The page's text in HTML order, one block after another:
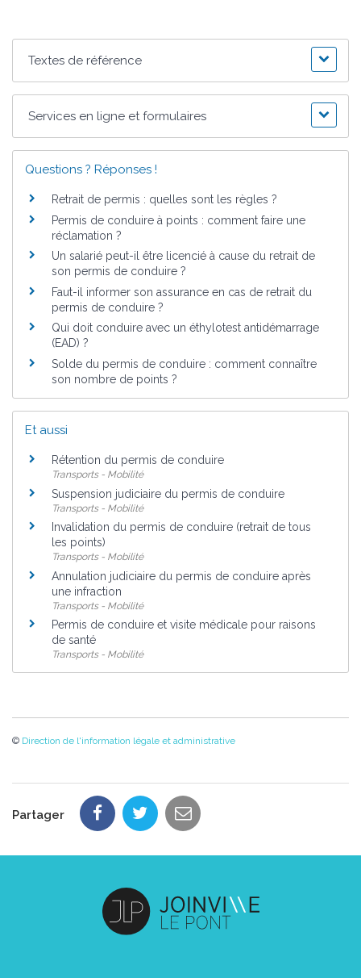
Textes de référence
Services en ligne et formulaires
Questions ? Réponses !
Retrait de permis : quelles sont les règles ?
Permis de conduire à points : comment faire une
réclamation ?
Un salarié peut-il être licencié à cause du retrait de
son permis de conduire ?
Faut-il informer son assurance en cas de retrait du
permis de conduire ?
Qui doit conduire avec un éthylotest antidémarrage
(EAD) ?
Solde du permis de conduire : comment connaître
son nombre de points ?
Et aussi
Rétention du permis de conduire
Transports - Mobilité
Suspension judiciaire du permis de conduire
Transports - Mobilité
Invalidation du permis de conduire (retrait de tous
les points)
Transports - Mobilité
Annulation judiciaire du permis de conduire après
une infraction
Transports - Mobilité
Permis de conduire et visite médicale pour raisons
de santé
Transports - Mobilité
© Direction de l'information légale et administrative
Partager